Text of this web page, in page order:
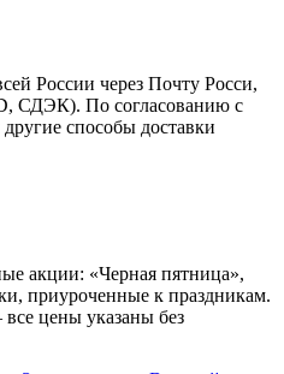
России через Почту Росси,
СДЭК). По согласованию с
способы доставки
акции: «Черная пятница»,
приуроченные к праздникам.
цены указаны без